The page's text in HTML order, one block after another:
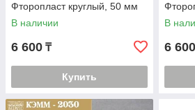
Фторопласт круглый, 50 мм
В наличии
6 600 ₸
Купить
В
6 600